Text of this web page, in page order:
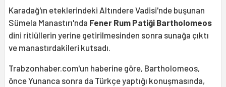
Karadağ'ın eteklerindeki Altındere Vadisi'nde buşunan
Sümela Manastırı'nda Fener Rum Patiği Bartholomeos
dini ritiüllerin yerine getirilmesinden sonra sunağa çıktı
ve manastırdakileri kutsadı.
Trabzonhaber.com'un haberine göre, Bartholomeos,
önce Yunanca sonra da Türkçe yaptığı konuşmasında,